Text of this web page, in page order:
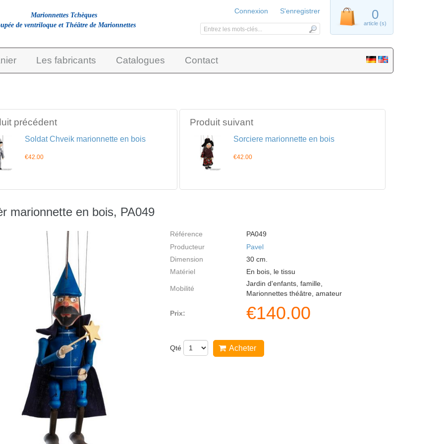
Les fabricants Catalogues Contact
précédent
Soldat Chveik marionnette en bois
€42.00
Produit suivant
Sorciere marionnette en bois
€42.00
marionnette en bois, PA049
Référence
PA049
Producteur
Pavel
Dimension
30 cm.
Matériel
En bois, le tissu
Mobilité
Jardin d'enfants, famille,
Marionnettes théâtre, amateur
Prix: €140.00
Qté Acheter
Marionnettes Tchèques
de ventriloque et Théâtre de Marionnettes
0
article (s)
Connexion S'enregistrer